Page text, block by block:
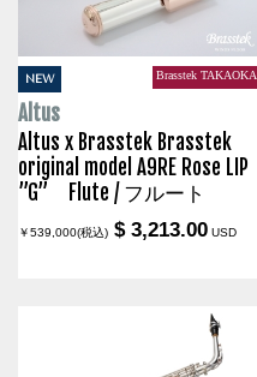
NEW Brasstek TAKAOKA
Altus
Altus x Brasstek Brasstek
original model A9RE Rose LIP
”G” Flute / フルート
￥539,000(税込) $ 3,213.00 USD